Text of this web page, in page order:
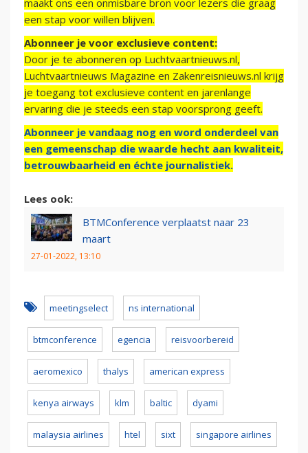
maakt ons een onmisbare bron voor lezers die graag
een stap voor willen blijven.
Abonneer je voor exclusieve content:
Door je te abonneren op Luchtvaartnieuws.nl,
Luchtvaartnieuws Magazine en Zakenreisnieuws.nl krijg
je toegang tot exclusieve content en jarenlange
ervaring die je steeds een stap voorsprong geeft.
Abonneer je vandaag nog en word onderdeel van
een gemeenschap die waarde hecht aan kwaliteit,
betrouwbaarheid en échte journalistiek.
Lees ook:
BTMConference verplaatst naar 23
maart
27-01-2022, 13:10
meetingselect ns international
btmconference egencia reisvoorbereid
aeromexico thalys american express
kenya airways klm baltic dyami
malaysia airlines htel sixt singapore airlines